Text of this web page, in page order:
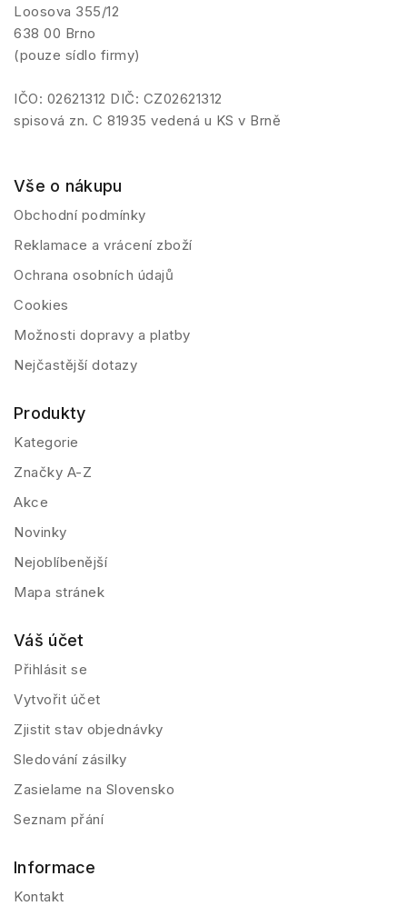
Loosova 355/12
638 00 Brno
(pouze sídlo firmy)
IČO: 02621312 DIČ: CZ02621312
spisová zn. C 81935 vedená u KS v Brně
Vše o nákupu
Obchodní podmínky
Reklamace a vrácení zboží
Ochrana osobních údajů
Cookies
Možnosti dopravy a platby
Nejčastější dotazy
Produkty
Kategorie
Značky A-Z
Akce
Novinky
Nejoblíbenější
Mapa stránek
Váš účet
Přihlásit se
Vytvořit účet
Zjistit stav objednávky
Sledování zásilky
Zasielame na Slovensko
Seznam přání
Informace
Kontakt